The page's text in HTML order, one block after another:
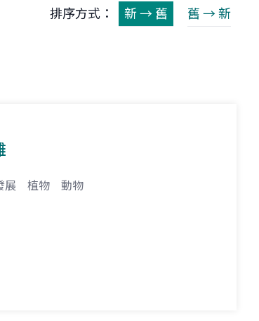
排序方式： 新 → 舊 舊 → 新
展 植物 動物